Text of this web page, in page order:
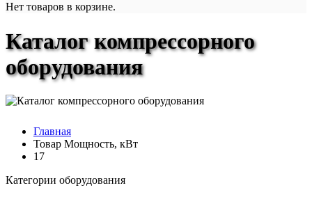
Нет товаров в корзине.
Каталог компрессорного
оборудования
Главная
Товар Мощность, кВт
17
Категории оборудования